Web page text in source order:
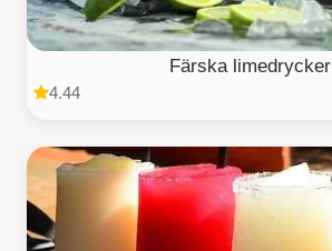
Färska limedrycker
4.44